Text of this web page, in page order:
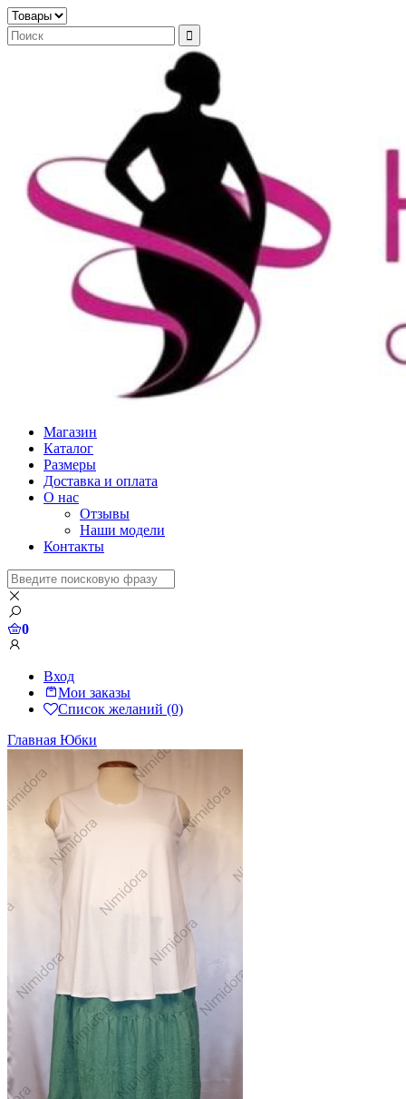
Магазин
Каталог
Размеры
Доставка и оплата
О нас
Отзывы
Наши модели
Контакты
0
Вход
Мои заказы
Список желаний (0)
Главная Юбки